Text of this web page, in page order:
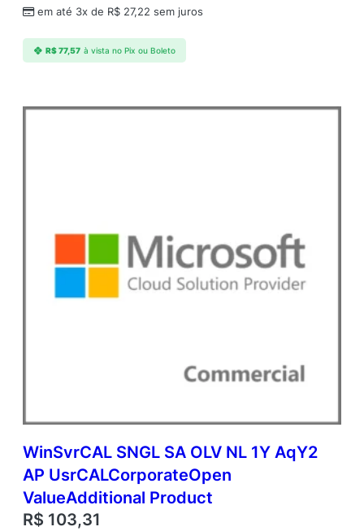
em até 3x de R$ 27,22 sem juros
R$77,57 à vista no Pix ou Boleto
WinSvrCAL SNGL SA OLV NL 1Y AqY2
AP UsrCALCorporateOpen
ValueAdditional Product
R$ 103,31